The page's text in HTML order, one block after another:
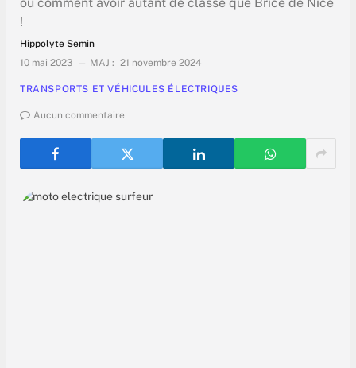
!
Hippolyte Semin
10 mai 2023
MAJ : 21 novembre 2024
TRANSPORTS ET VÉHICULES ÉLECTRIQUES
Aucun commentaire